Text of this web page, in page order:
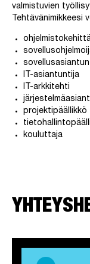
valmistuvien
Tehtävänimikkeesi
IT-asiantuntija
IT-arkkitehti
projektipäällikkö
kouluttaja